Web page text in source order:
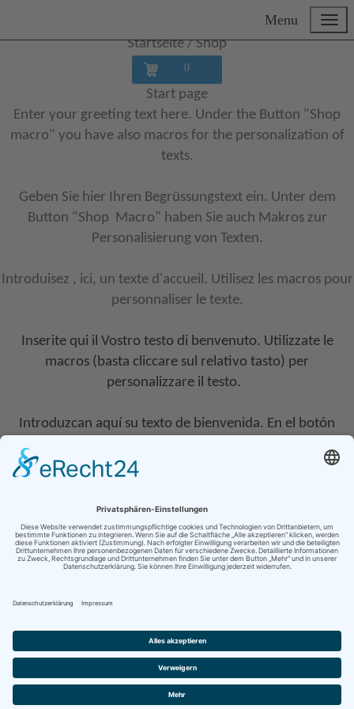
Menu
Startseite /Shop
0
Start page
Enter your greeting text here. Under the Button "Shop
macro" you have also macros for the personalization of
texts.
Geben Sie hier Ihren Begrüssungstext ein. Unter dem
Button "Shop Macro" haben Sie auch Makros zur
Personalisierung von Texten.
Introduisez , ici, un texte d'accueil. Utilisez les macros pour
personnaliser le texte.
Inserite qui il Vostro testo di benvenuto. Utilizzate le
macros (basta cliccare sul relativo tasto) per
personalizzare il testo.
Introduzcan aquí su texto de bienvenida. En el botón
personalizar los textos.
Serdecznie witamy ! Prosimy obejrze? nasze nowe
Lütfen buraya selamlama ile ilgili metninizi giriniz. “Shop makro”butonu
kullanarak metinleri özelle?tirmek için makrolar? bulabileceksiniz.
alatt makrókat talál, amelyek segitségével a szöveget
személyre szabhatja.